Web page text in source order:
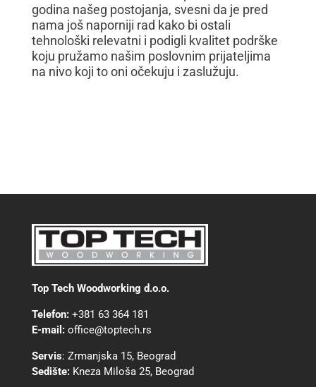
godina našeg postojanja, svesni da je pred
nama još naporniji rad kako bi ostali
tehnološki relevatni i podigli kvalitet podrške
koju pružamo našim poslovnim prijateljima
na nivo koji to oni očekuju i zaslužuju.
Top Tech Woodworking d.o.o.
Telefon: +381 63 364 181
E-mail: office@toptech.rs
Servis: Zrmanjska 15, Beograd
Sedište: Kneza Miloša 25, Beograd